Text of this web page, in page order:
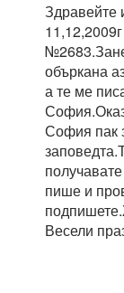
Здравейте
объркана
а те ме
София пак
пише и
Весели